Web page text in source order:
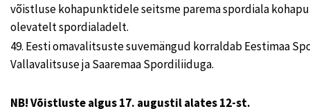
võistluse kohapunktidele seitsme parema spordiala
olevatelt spordialadelt.
49. Eesti omavalitsuste suvemängud korraldab Eestimaa
Vallavalitsuse ja Saaremaa Spordiliiduga.
NB! Võistluste algus 17. augustil alates 12-st.